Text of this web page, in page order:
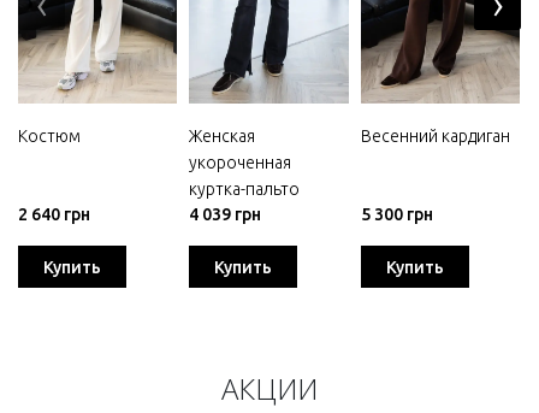
Костюм
2 640 грн
Купить
Женская
укороченная
куртка-пальто
4 039 грн
Купить
Весенний кардиган
5 300 грн
Купить
АКЦИИ